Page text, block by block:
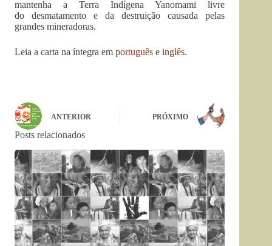
mantenha a Terra Indígena Yanomami livre
do desmatamento e da destruição causada pelas
grandes mineradoras.
Leia a carta na íntegra em português e inglês.
ANTERIOR PRÓXIMO
Posts relacionados